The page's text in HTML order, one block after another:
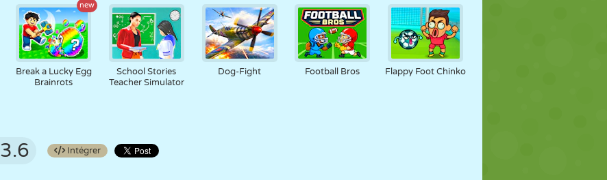
new
Break a Lucky Egg
Brainrots
School Stories
Teacher Simulator
Dog-Fight Football Bros Flappy Foot Chinko
3.6 Intégrer